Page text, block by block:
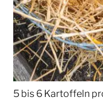
5 bis 6 Kartoffeln